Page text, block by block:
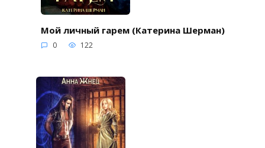
Мой личный гарем (Катерина Шерман)
0 122